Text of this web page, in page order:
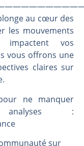
au cœur des
les mouvements
vos
vous offrons une
claires sur
ne manquer
:
sur